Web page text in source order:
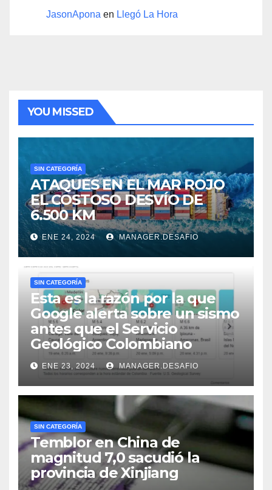
JasonApona en Llegó La Hora
YOU MISSED
SIN CATEGORÍA
ATAQUES EN EL MAR ROJO
EL COSTOSO DESVÍO DE
6.500 KM
ENE 24, 2024 MANAGER.DESAFIO
SIN CATEGORÍA
Esta es la razón por la que
Google alerta sobre un sismo
antes que el Servicio
Geológico Colombiano
ENE 23, 2024 MANAGER.DESAFIO
SIN CATEGORÍA
Temblor en China de
magnitud 7,0 sacudió la
provincia de Xinjiang